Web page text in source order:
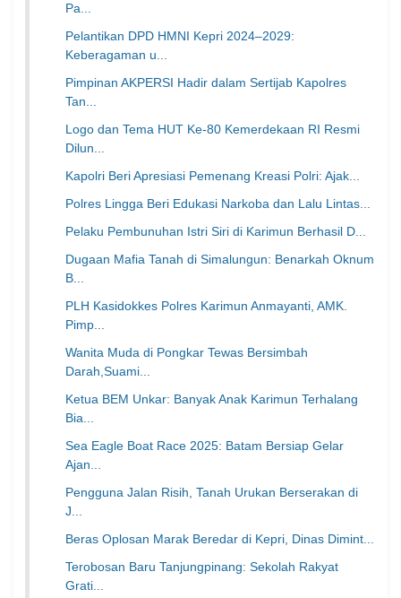
Pa...
Pelantikan DPD HMNI Kepri 2024–2029:
Keberagaman u...
Pimpinan AKPERSI Hadir dalam Sertijab Kapolres
Tan...
Logo dan Tema HUT Ke-80 Kemerdekaan RI Resmi
Dilun...
Kapolri Beri Apresiasi Pemenang Kreasi Polri: Ajak...
Polres Lingga Beri Edukasi Narkoba dan Lalu Lintas...
Pelaku Pembunuhan Istri Siri di Karimun Berhasil D...
Dugaan Mafia Tanah di Simalungun: Benarkah Oknum
B...
PLH Kasidokkes Polres Karimun Anmayanti, AMK.
Pimp...
Wanita Muda di Pongkar Tewas Bersimbah
Darah,Suami...
Ketua BEM Unkar: Banyak Anak Karimun Terhalang
Bia...
Sea Eagle Boat Race 2025: Batam Bersiap Gelar
Ajan...
Pengguna Jalan Risih, Tanah Urukan Berserakan di
J...
Beras Oplosan Marak Beredar di Kepri, Dinas Dimint...
Terobosan Baru Tanjungpinang: Sekolah Rakyat
Grati...